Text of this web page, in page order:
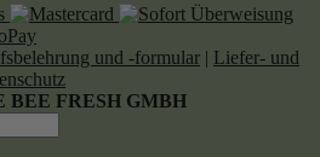
und -formular | Liefer- und
FRESH GMBH